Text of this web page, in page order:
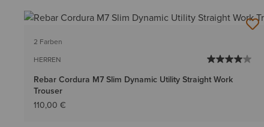
2 Farben
HERREN
Rebar Cordura M7 Slim Dynamic Utility Straight Work
Trouser
110,00 €